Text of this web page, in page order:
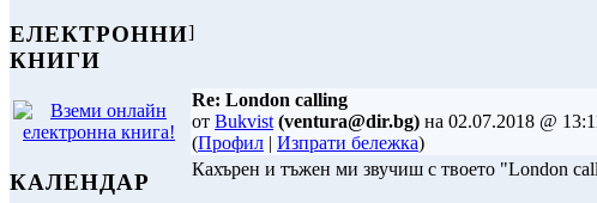
ЕЛЕКТРОННИ
КНИГИ
КАЛЕНДАР
]
Re: London calling
от Bukvist (ventura@dir.bg) на 02.07.2018 @
(Профил | Изпрати бележка)
Кахърен и тъжен ми звучиш с твоето "London